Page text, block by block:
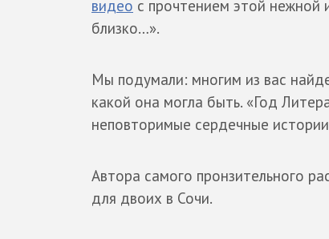
видео с прочтением этой нежной
близко…».
Мы подумали: многим из вас
какой она могла быть. «Год
неповторимые сердечные
Автора самого пронзительного
для двоих в Сочи.